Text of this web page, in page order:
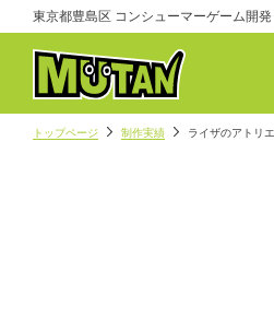
東京都豊島区 コンシューマーゲーム開
トップページ 制作実績 ライザのアトリ